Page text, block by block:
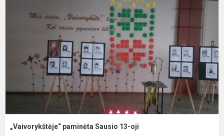
„Vaivorykštėje“ paminėta Sausio 13-oji